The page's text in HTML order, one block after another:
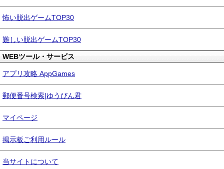
怖い脱出ゲームTOP30
難しい脱出ゲームTOP30
WEBツール・サービス
アプリ攻略 AppGames
郵便番号検索|ゆうびん君
マイページ
掲示板ご利用ルール
当サイトについて